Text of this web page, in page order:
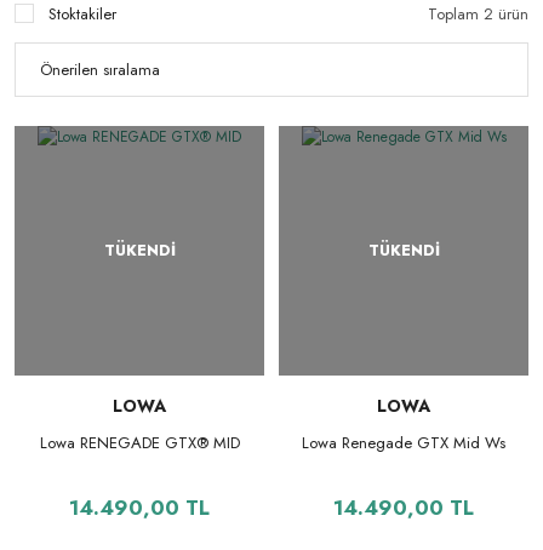
Stoktakiler Toplam 2 ürün
TÜKENDİ
LOWA
Lowa RENEGADE GTX® MID
14.490,00 TL
TÜKENDİ
LOWA
Lowa Renegade GTX Mid Ws
14.490,00 TL